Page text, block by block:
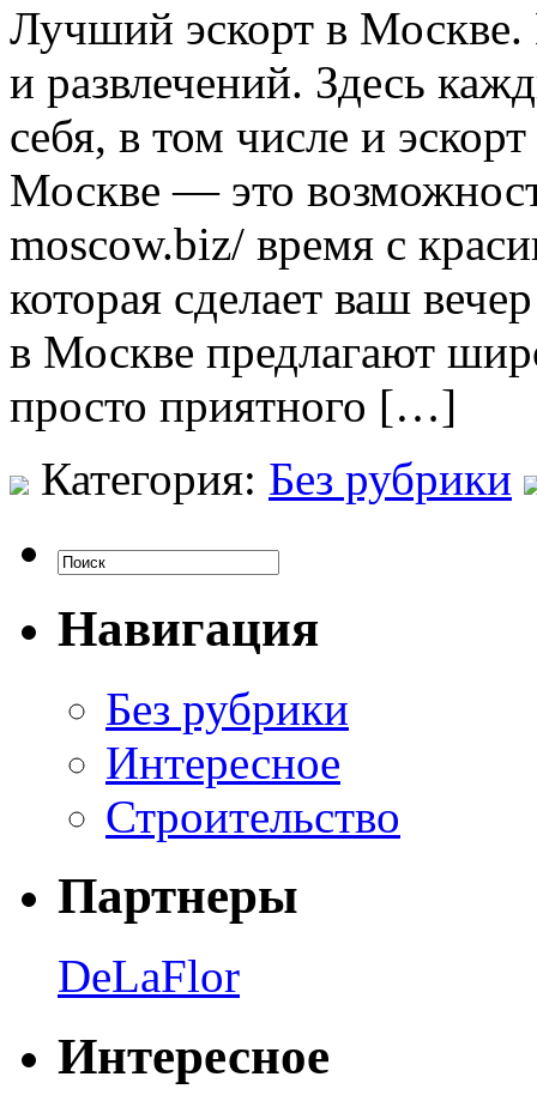
Лучший эскорт в
и развлечений. Здесь
себя, в том числе и
Москве — это
moscow.biz/ время с
которая сделает ваш
в Москве предлагают
просто приятного […]
Категория: Без рубрики
Навигация
Без рубрики
Интересное
Строительство
Партнеры
DeLaFlor
Интересное